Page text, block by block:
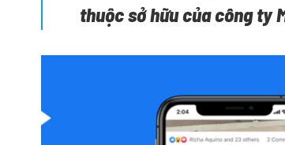
thuộc sở hữu của công ty